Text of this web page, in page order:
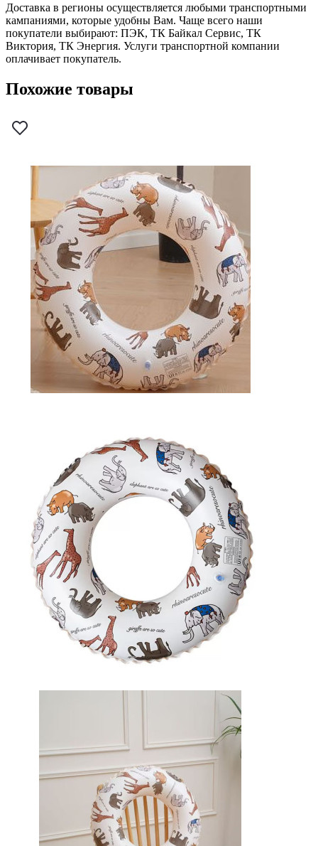
Доставка в регионы осуществляется любыми транспортными
кампаниями, которые удобны Вам. Чаще всего наши
покупатели выбирают: ПЭК, ТК Байкал Сервис, ТК
Виктория, ТК Энергия. Услуги транспортной компании
оплачивает покупатель.
Похожие товары